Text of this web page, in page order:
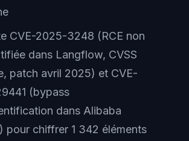
CVE-2025-3248 (RCE non
dans Langflow, CVSS
patch avril 2025) et CVE-
(bypass
dans Alibaba
pour chiffrer 1 342 éléments